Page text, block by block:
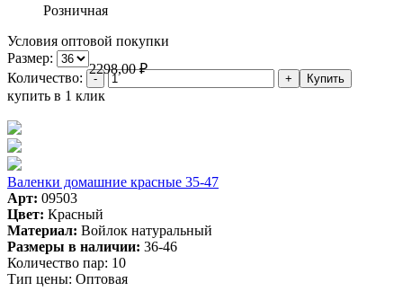
Розничная
Условия оптовой покупки
Размер:
2298,00₽
Количество:
купить в 1 клик
Валенки домашние красные 35-47
Арт: 09503
Цвет: Красный
Материал: Войлок натуральный
Размеры в наличии: 36-46
Количество пар: 10
Тип цены: Оптовая